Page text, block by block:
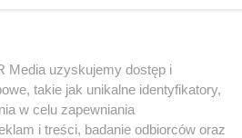
Media uzyskujemy dostęp i
takie jak unikalne identyfikatory,
w celu zapewniania
i treści, badanie odbiorców oraz